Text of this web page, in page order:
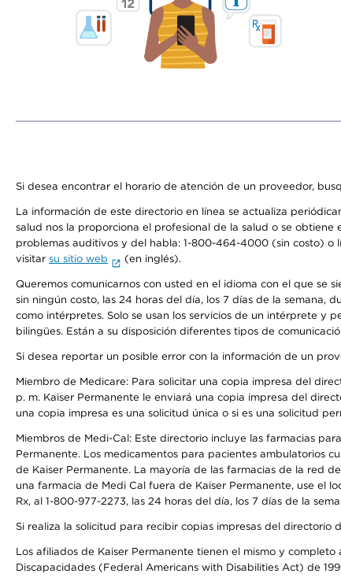
Si desea encontrar el horario de atención de un proveedor,
La información de este directorio en línea se actualiza
salud nos la proporciona el profesional de la salud o se
problemas auditivos y del habla: 1-800-464-4000 (sin costo) o
visitar su sitio web (en inglés).
Queremos comunicarnos con usted en el idioma con el que se
sin ningún costo, las 24 horas del día, los 7 días de la semana,
como intérpretes. Solo se usan los servicios de un intérprete y
bilingües. Están a su disposición diferentes tipos de
Si desea reportar un posible error con la información de un
Miembro de Medicare: Para solicitar una copia impresa del
p. m. Kaiser Permanente le enviará una copia impresa del
una copia impresa es una solicitud única o si es una solicitud
Miembros de Medi-Cal: Este directorio incluye las farmacias
Permanente. Los medicamentos para pacientes ambulatorios
de Kaiser Permanente. La mayoría de las farmacias de la red
una farmacia de Medi Cal fuera de Kaiser Permanente, use el
Rx, al 1-800-977-2273, las 24 horas del día, los 7 días de la
Si realiza la solicitud para recibir copias impresas del
Los afiliados de Kaiser Permanente tienen el mismo y
Discapacidades (Federal Americans with Disabilities Act) de